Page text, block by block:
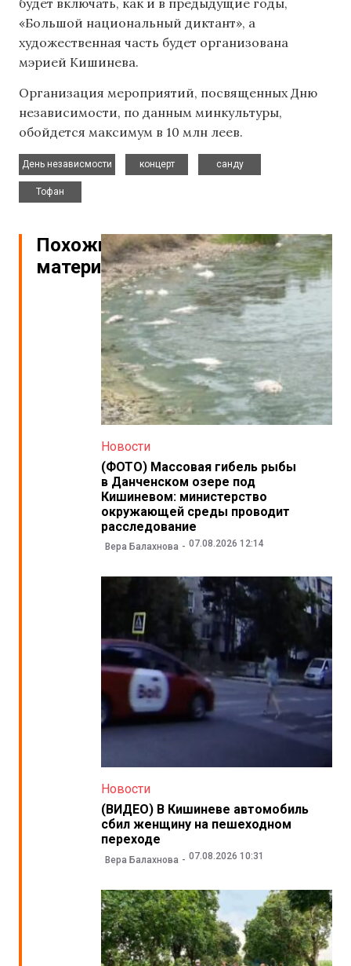
«Большой национальный диктант», а
художественная часть будет организована
мэрией Кишинева.
Организация мероприятий, посвященных Дню
независимости, по данным минкультуры,
обойдется максимум в 10 млн леев.
День независмости
концерт
санду
Тофан
Похожие
материалы
Новости
(ФОТО) Массовая гибель рыбы
в Данченском озере под
Кишиневом: министерство
окружающей среды проводит
расследование
Вера Балахнова 07.08.2026 12:14
Новости
(ВИДЕО) В Кишиневе автомобиль
сбил женщину на пешеходном
переходе
Вера Балахнова 07.08.2026 10:31